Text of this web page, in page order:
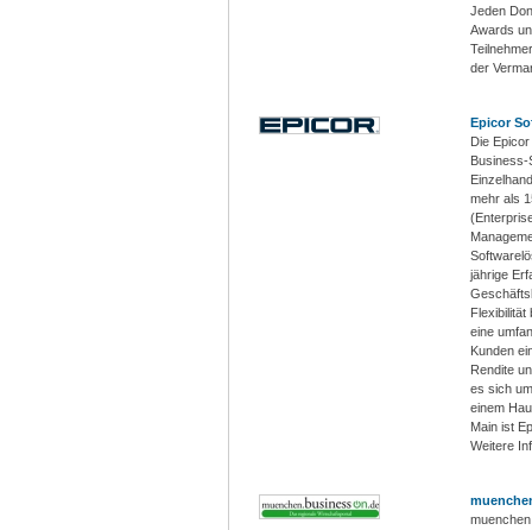
Jeden
Awards
der
Epicor
Die
Business-
mehr als
jährige
Flexibilität
eine
Kunden
Rendite
es sich
einem
Main ist
Weitere